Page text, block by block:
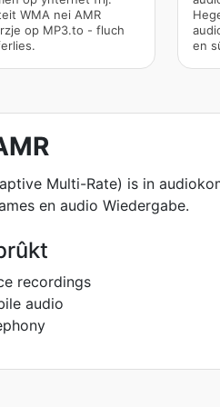
WMA nei AMR
op MP3.to - fluch
en
Multi-Rate) is in
en audio Wiedergabe.
recordings
audio